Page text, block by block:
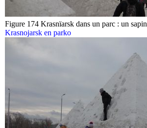
Figure 174 Krasnïarsk dans un parc : un sapin
Krasnojarsk en parko